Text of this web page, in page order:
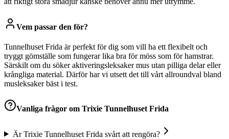
Vem passar den för?
Tunnelhuset Frida är perfekt för dig som vill ha ett flexibelt och
tryggt gömställe som fungerar lika bra för möss som för hamstrar.
Särskilt om du söker aktiveringsleksaker mus utan pilliga delar eller
krångliga material. Därför har vi utsett det till vårt allroundval bland
musleksaker bäst i test.
Vanliga frågor om Trixie Tunnelhuset Frida
Är Trixie Tunnelhuset Frida svårt att rengöra?